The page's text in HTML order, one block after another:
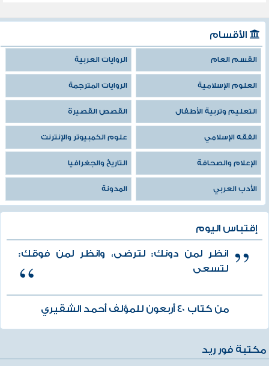
الأقسام
القسم العام الروايات العربية
العلوم الإسلامية الروايات المترجمة
التعليم وتربية الأطفال القصص القصيرة
الفقه الإسلامي علوم الكمبيوتر والإنترنت
الإعلام والصحافة التاريخ والجغرافيا
الأدب العربي المدونة
إقتباس اليوم
انظر لمن دونك: لترضى، وانظر لمن فوقك:
لتسعى
من كتاب 40 أربعون للمؤلف أحمد الشقيري
مكتبة فور ريد